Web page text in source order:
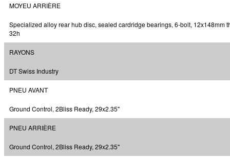
MOYEU ARRIÈRE
Specialized alloy rear hub disc, sealed cardridge bearings, 6-bolt, 12x148mm
32h
RAYONS
DT Swiss Industry
PNEU AVANT
Ground Control, 2Bliss Ready, 29x2.35"
PNEU ARRIÈRE
Ground Control, 2Bliss Ready, 29x2.35"